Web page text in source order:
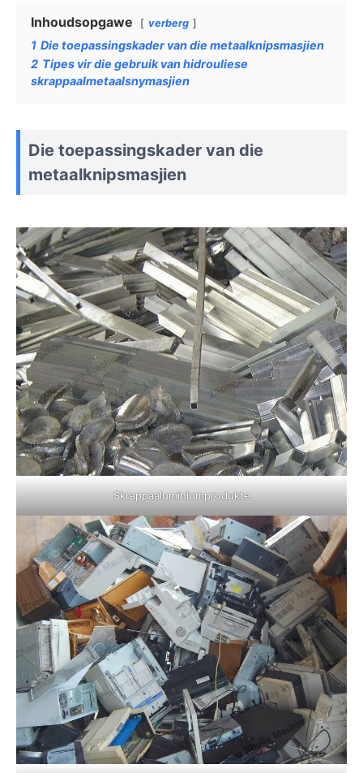
Inhoudsopgawe verberg
1 Die toepassingskader van die metaalknipsmasjien
2 Tipes vir die gebruik van hidrouliese
skrappaalmetaalsnymasjien
Die toepassingskader van die
metaalknipsmasjien
Skrappaaluminiumprodukte